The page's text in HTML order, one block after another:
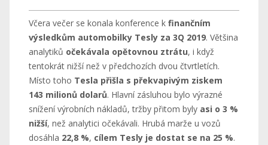
Včera večer se konala konference k finančním
výsledkům automobilky Tesly za 3Q 2019. Většina
analytiků očekávala opětovnou ztrátu, i když
tentokrát nižší než v předchozích dvou čtvrtletích.
Místo toho Tesla přišla s překvapivým ziskem
143 milionů dolarů. Hlavní zásluhou bylo výrazné
snížení výrobních nákladů, tržby přitom byly asi o 3 %
nižší, než analytici očekávali. Hrubá marže u vozů
dosáhla 22,8 %, cílem Tesly je dostat se na 25 %.